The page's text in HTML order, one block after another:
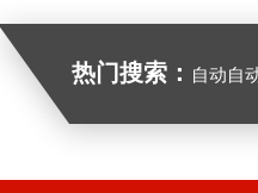
热门搜索： 自动自动化成套设别及配件，机械设备（除特种设备）及配件制造，加工（